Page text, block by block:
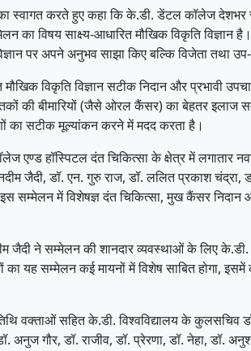
करते हुए कहा कि के.डी. डेंटल कॉलेज देशभर से
का विषय साक्ष्य-आधारित मौखिक विकृति
पर अपने अनुभव साझा किए बल्कि विजेता तथा उप-
विकृति विज्ञान सटीक निदान और प्रभावी
बीमारियों (जैसे ओरल कैंसर) का बेहतर इलाज सम्भव
का सटीक मूल्यांकन करने में मदद करता है।
एण्ड हॉस्पिटल दंत चिकित्सा के क्षेत्र में लगातार
जैदी, डॉ. एन. गुरु राज, डॉ. ललित प्रकाश चंद्रा,
सम्मेलन में विशेषज्ञ दंत चिकित्सा, मुख कैंसर
ने सम्मेलन की शानदार व्यवस्थाओं के लिए
का यह सम्मेलन कई मायनों में विशेष साबित होगा,
वक्ताओं सहित के.डी. विश्वविद्यालय के
अनुज गौर, डॉ. राजीव, डॉ. प्रेरणा, डॉ. नेहा, डॉ.